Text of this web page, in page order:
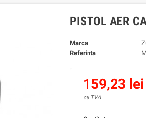
PISTOL AER
Marca
Referinta
159,23 lei
cu TVA